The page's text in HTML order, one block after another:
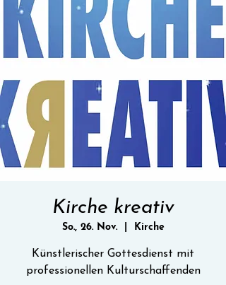
Kirche kreativ
So., 26. Nov.
  |
Kirche
Künstlerischer Gottesdienst mit
professionellen Kulturschaffenden